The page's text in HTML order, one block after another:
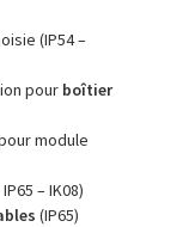
(IP54 –
pour boîtier
module
– IK08)
(IP65)